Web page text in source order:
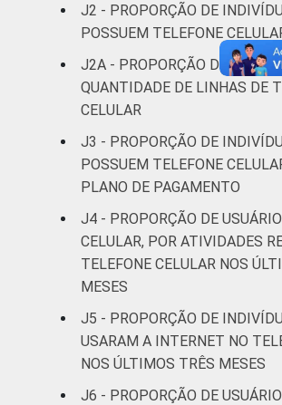
Faixa
De 10 a 15
77
De 16 a 24
De 25 a 34
anos
84
De 35 a 44
anos
82
anos
De 60 anos
J2 - PROPORÇÃO DE
POSSUEM TELEFONE
J2A - PROPORÇÃO DE
QUANTIDADE DE LINHAS DE
CELULAR
J3 - PROPORÇÃO DE
POSSUEM TELEFONE
PLANO DE PAGAMENTO
J4 - PROPORÇÃO DE
CELULAR, POR ATIVIDADES
TELEFONE CELULAR NOS
MESES
J5 - PROPORÇÃO DE
USARAM A INTERNET NO
NOS ÚLTIMOS TRÊS MESES
J6 - PROPORÇÃO DE